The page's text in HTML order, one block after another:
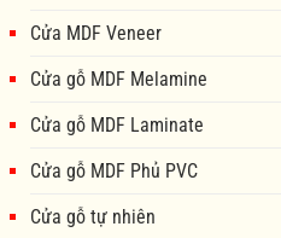
Cửa MDF Veneer
Cửa gỗ MDF Melamine
Cửa gỗ MDF Laminate
Cửa gỗ MDF Phủ PVC
Cửa gỗ tự nhiên